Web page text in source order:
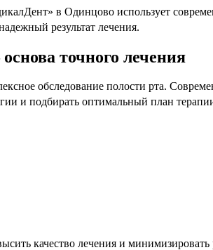
в Одинцово использует
результат лечения.
точного лечения
обследование полости рта.
и подбирать оптимальный план
качество лечения и